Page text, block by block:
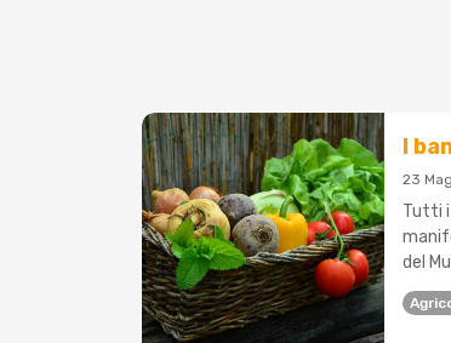
I
23
Tutti i
del